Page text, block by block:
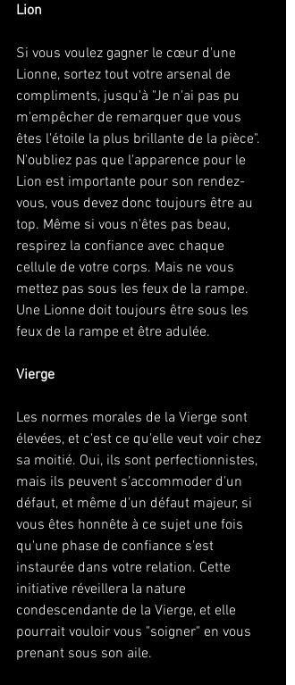
Lion
Si vous voulez gagner le cœur d'une
Lionne, sortez tout votre arsenal de
compliments, jusqu'à "Je n'ai pas pu
m'empêcher de remarquer que vous
êtes l'étoile la plus brillante de la pièce".
N'oubliez pas que l'apparence pour le
Lion est importante pour son rendez-
vous, vous devez donc toujours être au
top. Même si vous n'êtes pas beau,
respirez la confiance avec chaque
cellule de votre corps. Mais ne vous
mettez pas sous les feux de la rampe.
Une Lionne doit toujours être sous les
feux de la rampe et être adulée.
Vierge
Les normes morales de la Vierge sont
élevées, et c'est ce qu'elle veut voir chez
sa moitié. Oui, ils sont perfectionnistes,
mais ils peuvent s'accommoder d'un
défaut, et même d'un défaut majeur, si
vous êtes honnête à ce sujet une fois
qu'une phase de confiance s'est
instaurée dans votre relation. Cette
initiative réveillera la nature
condescendante de la Vierge, et elle
pourrait vouloir vous "soigner" en vous
prenant sous son aile.